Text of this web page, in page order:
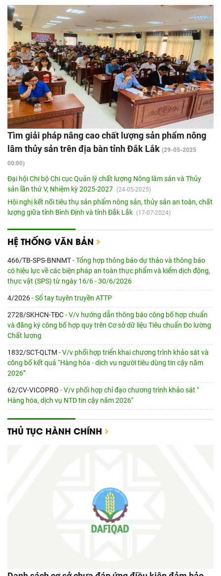
Tìm giải pháp nâng cao chất lượng sản phẩm nông
lâm thủy sản trên địa bàn tỉnh Đắk Lắk (29-05-2025
00:00)
Đại hội Chi bộ Chi cục Quản lý chất lượng Nông lâm sản và Thủy
sản lần thứ V, Nhiệm kỳ 2025-2027 (24-05-2025)
Hội nghị kết nối tiêu thụ sản phẩm nông sản, thủy sản an toàn, chất
lượng giữa tỉnh Bình Định và tỉnh Đắk Lắk (17-07-2024)
HỆ THỐNG VĂN BẢN
466/TB-SPS-BNNMT- Tổng hợp thông báo dự thảo và thông báo
có hiệu lực về các biện pháp an toàn thực phẩm và kiểm dịch động,
thực vật (SPS) từ ngày 16/6 - 30/6/2026
4/2026- Sổ tay tuyên truyền ATTP
2728/SKHCN-TÐC- V/v hướng dẫn thông báo công bố hợp chuẩn
và đăng ký công bố hợp quy trên Cơ sở dữ liệu Tiêu chuẩn Đo lường
Chất lượng
1832/SCT-QLTM - V/v phối hợp triển khai chương trình khảo sát và
công bố kết quả “Hàng hóa - dịch vụ người tiêu dùng tin cậy năm
2026”
62/CV-VICOPRO - V/v phối hợp chỉ đạo chương trình khảo sát "
Hàng hóa, dịch vụ NTD tin cậy năm 2026"
THỦ TỤC HÀNH CHÍNH